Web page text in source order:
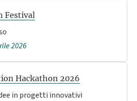
Festival
2026
Hackathon 2026
in progetti innovativi